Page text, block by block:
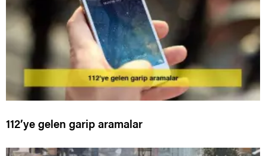
112’ye gelen garip aramalar